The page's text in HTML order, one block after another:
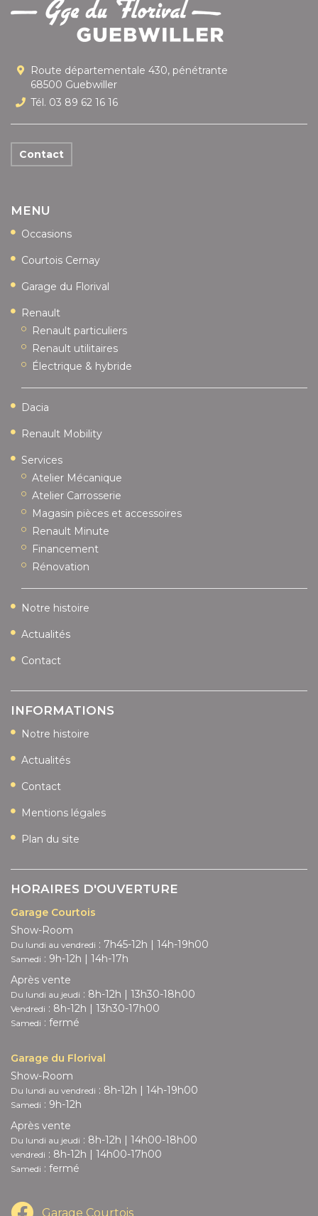
Route départementale 430, pénétrante
68500 Guebwiller
Tél. 03 89 62 16 16
Contact
MENU
Occasions
Courtois Cernay
Garage du Florival
Renault
Renault particuliers
Renault utilitaires
Électrique & hybride
Dacia
Renault Mobility
Services
Atelier Mécanique
Atelier Carrosserie
Magasin pièces et accessoires
Renault Minute
Financement
Rénovation
Notre histoire
Actualités
Contact
INFORMATIONS
Notre histoire
Actualités
Contact
Mentions légales
Plan du site
HORAIRES D'OUVERTURE
Garage Courtois
Show-Room
Du lundi au vendredi : 7h45-12h | 14h-19h00
Samedi : 9h-12h | 14h-17h
Après vente
Du lundi au jeudi : 8h-12h | 13h30-18h00
Vendredi : 8h-12h | 13h30-17h00
Samedi : fermé
Garage du Florival
Show-Room
Du lundi au vendredi : 8h-12h | 14h-19h00
Samedi : 9h-12h
Après vente
Du lundi au jeudi : 8h-12h | 14h00-18h00
vendredi : 8h-12h | 14h00-17h00
Samedi : fermé
Garage Courtois